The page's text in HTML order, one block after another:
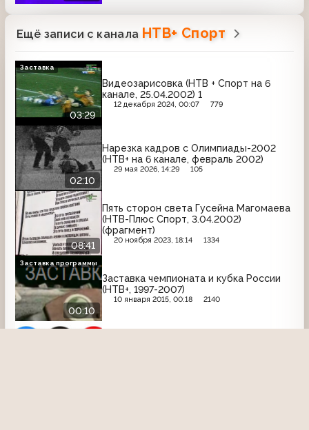
Ещё записи с канала НТВ+ Спорт
03:29
Видеозарисовка (НТВ + Спорт на 6
канале, 25.04.2002) 1
12 декабря 2024, 00:07 779
Заставка
02:10
Нарезка кадров с Олимпиады-2002
(НТВ+ на 6 канале, февраль 2002)
29 мая 2026, 14:29 105
08:41
Пять сторон света Гусейна Магомаева
(НТВ-Плюс Спорт, 3.04.2002)
(фрагмент)
20 ноября 2023, 18:14 1334
00:10
Заставка чемпионата и кубка России
(НТВ+, 1997-2007)
10 января 2015, 00:18 2140
Заставка программы